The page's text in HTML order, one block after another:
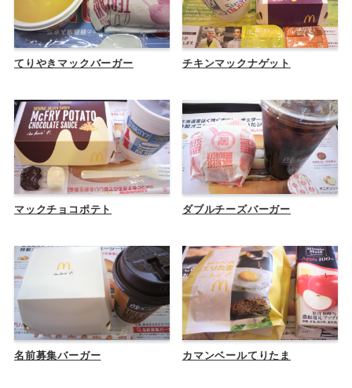
てりやきマックバーガー チキンマックナゲット
マックチョコポテト ダブルチーズバーガー
名前募集バーガー カマンベールてりたま